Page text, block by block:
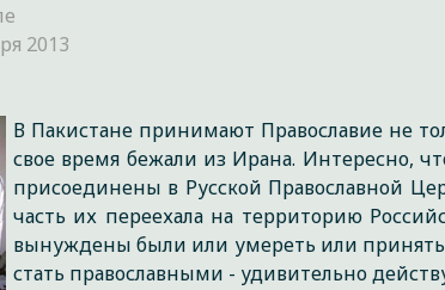
2013
В Пакистане принимают Православие не
свое время бежали из Ирана. Интересно,
присоединены в Русской Православной
часть их переехала на территорию
вынуждены были или умереть или принять
стать православными - удивительно